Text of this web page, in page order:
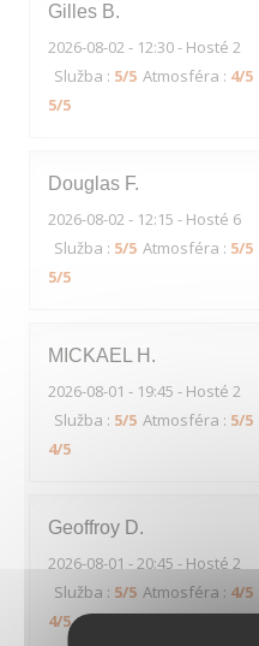
Gilles B
2026-08-02 - 12:30 - Hosté 2
Služba : 5/5 Atmosféra : 4/5
5/5
Douglas F
2026-08-02 - 12:15 - Hosté 6
Služba : 5/5 Atmosféra : 5/5
5/5
MICKAEL H
2026-08-01 - 19:45 - Hosté 2
Služba : 5/5 Atmosféra : 5/5
4/5
Geoffroy D
2026-08-01 - 20:45 - Hosté 2
Služba : 5/5 Atmosféra : 4/5
4/5